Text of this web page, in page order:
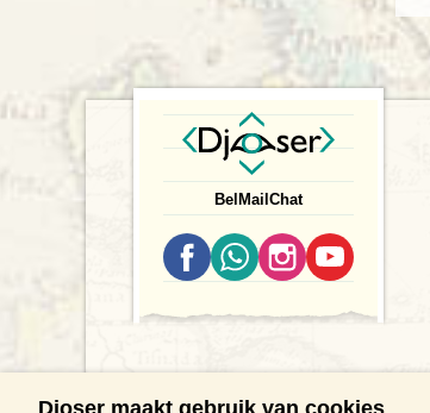
Bel Mail Chat
Djoser maakt gebruik van cookies